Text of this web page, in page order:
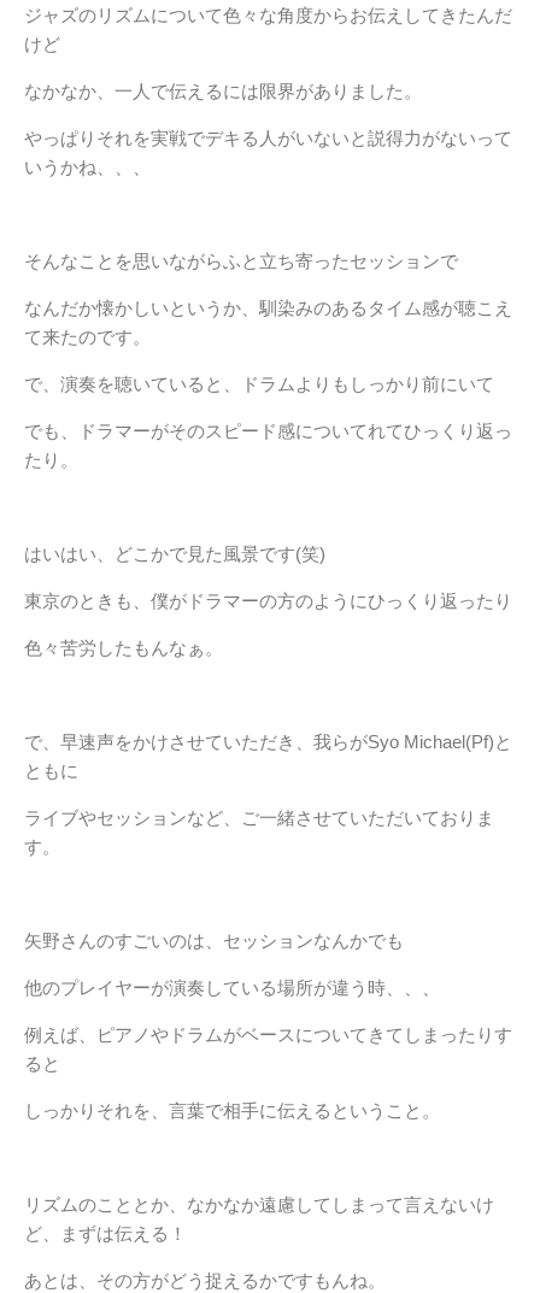
ジャズのリズムについて色々な角度からお伝えしてきたんだ
けど
なかなか、一人で伝えるには限界がありました。
やっぱりそれを実戦でデキる人がいないと説得力がないって
いうかね、、、
そんなことを思いながらふと立ち寄ったセッションで
なんだか懐かしいというか、馴染みのあるタイム感が聴こえ
て来たのです。
で、演奏を聴いていると、ドラムよりもしっかり前にいて
でも、ドラマーがそのスピード感についてれてひっくり返っ
たり。
はいはい、どこかで見た風景です(笑)
東京のときも、僕がドラマーの方のようにひっくり返ったり
色々苦労したもんなぁ。
で、早速声をかけさせていただき、我らがSyo Michael(Pf)と
ともに
ライブやセッションなど、ご一緒させていただいておりま
す。
矢野さんのすごいのは、セッションなんかでも
他のプレイヤーが演奏している場所が違う時、、、
例えば、ピアノやドラムがベースについてきてしまったりす
ると
しっかりそれを、言葉で相手に伝えるということ。
リズムのこととか、なかなか遠慮してしまって言えないけ
ど、まずは伝える！
あとは、その方がどう捉えるかですもんね。